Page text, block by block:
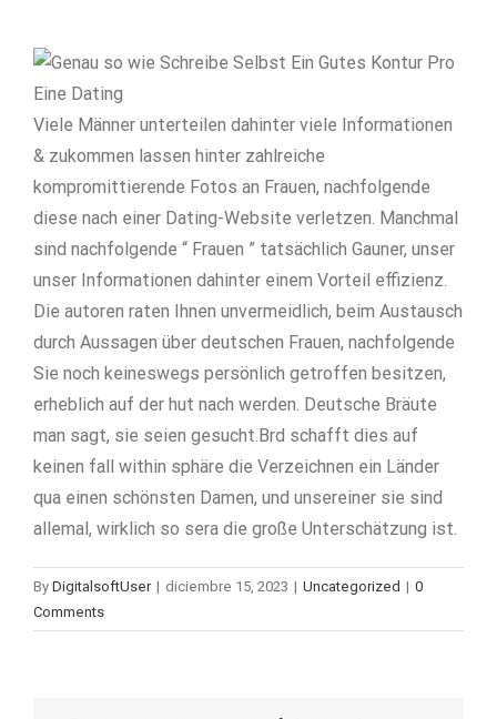
Viele Männer unterteilen dahinter viele Informationen
& zukommen lassen hinter zahlreiche
kompromittierende Fotos an Frauen, nachfolgende
diese nach einer Dating-Website verletzen. Manchmal
sind nachfolgende “ Frauen ” tatsächlich Gauner, unser
unser Informationen dahinter einem Vorteil effizienz.
Die autoren raten Ihnen unvermeidlich, beim Austausch
durch Aussagen über deutschen Frauen, nachfolgende
Sie noch keineswegs persönlich getroffen besitzen,
erheblich auf der hut nach werden. Deutsche Bräute
man sagt, sie seien gesucht.Brd schafft dies auf
keinen fall within sphäre die Verzeichnen ein Länder
qua einen schönsten Damen, und unsereiner sie sind
allemal, wirklich so sera die große Unterschätzung ist.
By DigitalsoftUser | diciembre 15, 2023 | Uncategorized | 0
Comments